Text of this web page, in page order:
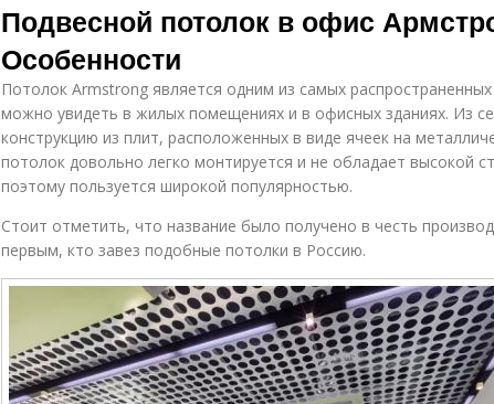
панелей
подсветкой
периметру
Натяжной
потолок
Потолок из
пластиковых
панелей
Потолок из
панелей
панелей
потолок
пластика
Двухуровневые
потолки
Потолки из
гипсокартона
Материалы
потолка
Подвесной потолок в офис
Особенности
Потолок Armstrong является одним из самых
можно увидеть в жилых помещениях и в офисных зданиях. Из
конструкцию из плит, расположенных в виде ячеек на
потолок довольно легко монтируется и не обладает высокой
поэтому пользуется широкой популярностью.
Стоит отметить, что название было получено в честь
первым, кто завез подобные потолки в Россию.